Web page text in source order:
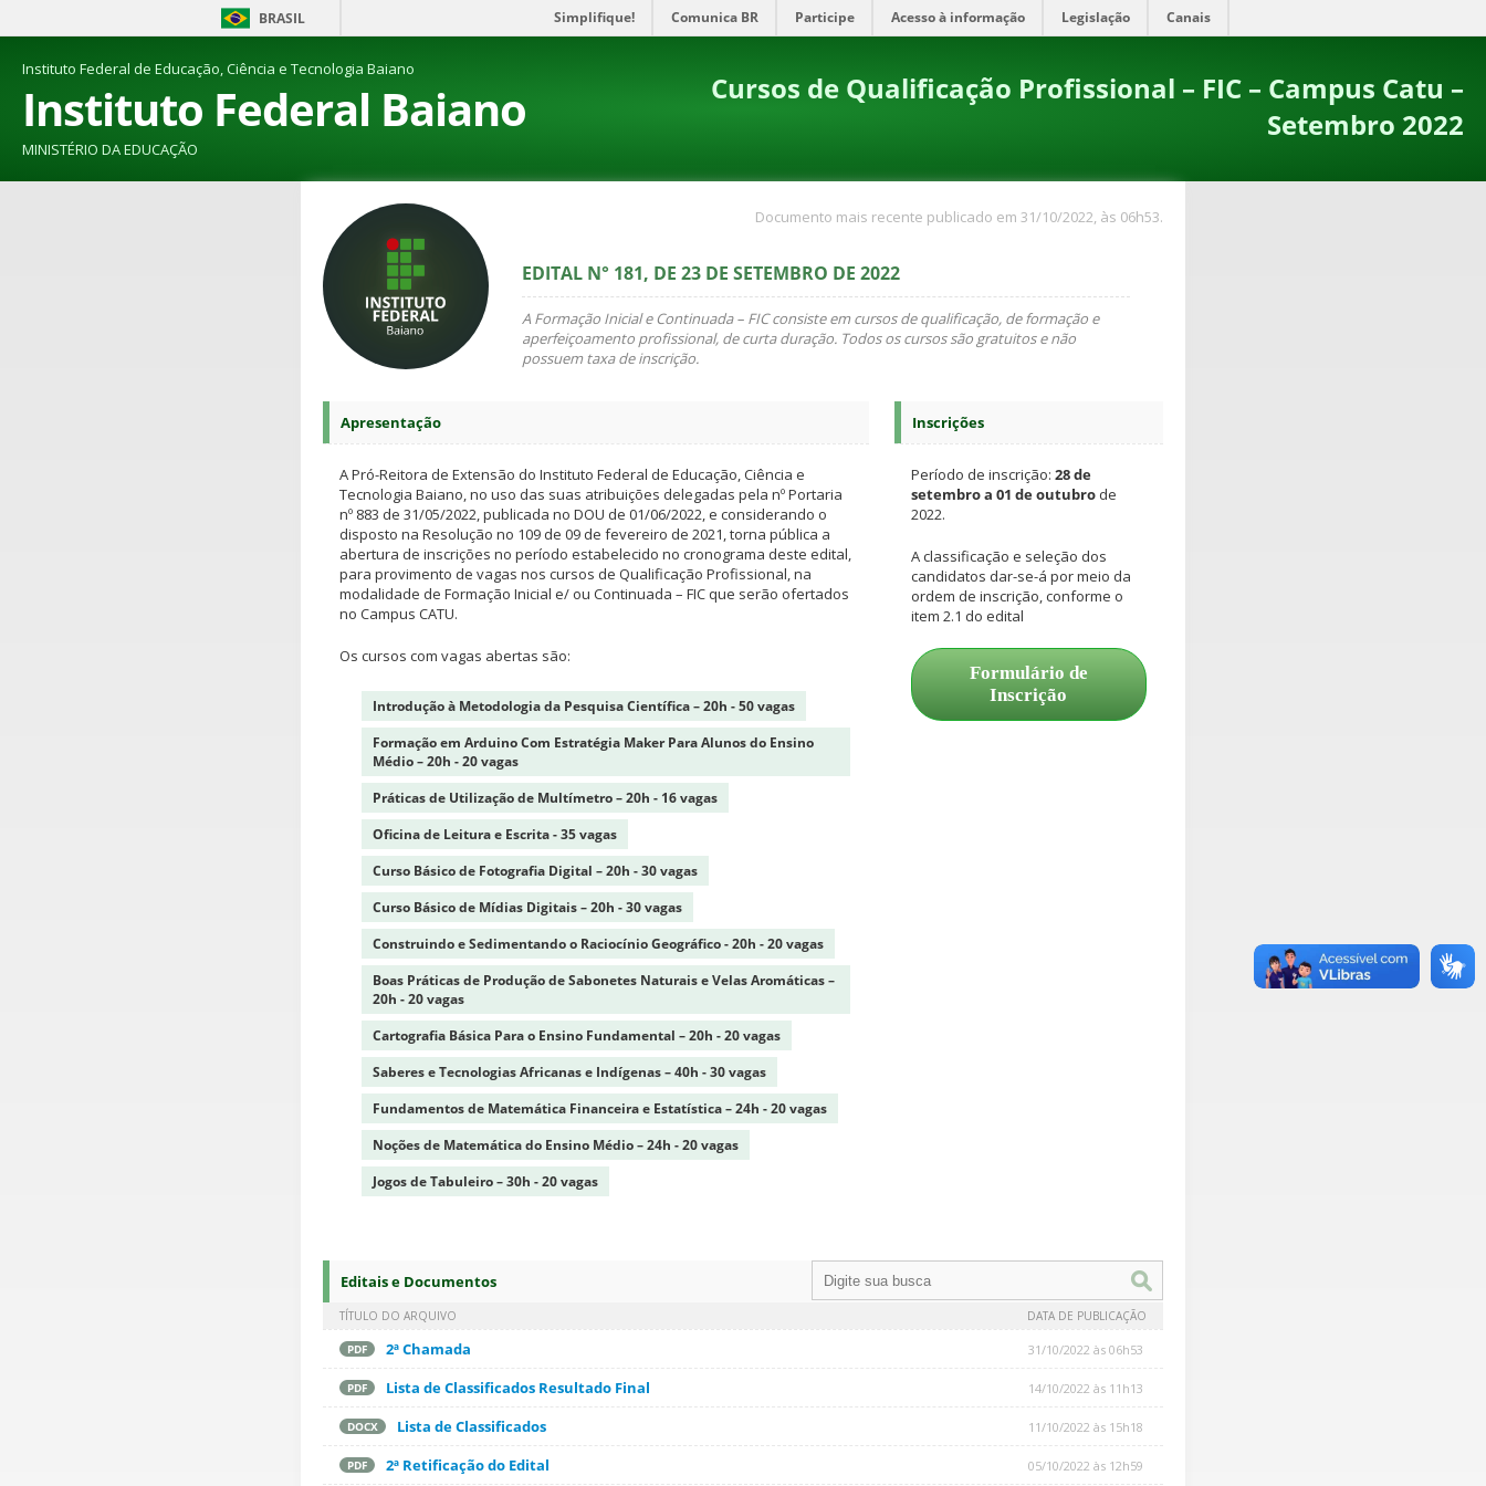
BRASIL Simplifique! Comunica BR Participe Acesso à informação Legislação Canais
Instituto Federal de Educação, Ciência e Tecnologia Baiano
Instituto Federal Baiano
MINISTÉRIO DA EDUCAÇÃO
Cursos de Qualificação Profissional – FIC – Campus Catu –
Setembro 2022
Documento mais recente publicado em 31/10/2022, às 06h53.
EDITAL N° 181, DE 23 DE SETEMBRO DE 2022
A Formação Inicial e Continuada – FIC consiste em cursos de qualificação, de formação e
aperfeiçoamento profissional, de curta duração. Todos os cursos são gratuitos e não
possuem taxa de inscrição.
Apresentação
A Pró-Reitora de Extensão do Instituto Federal de Educação, Ciência e
Tecnologia Baiano, no uso das suas atribuições delegadas pela nº Portaria
nº 883 de 31/05/2022, publicada no DOU de 01/06/2022, e considerando o
disposto na Resolução no 109 de 09 de fevereiro de 2021, torna pública a
abertura de inscrições no período estabelecido no cronograma deste edital,
para provimento de vagas nos cursos de Qualificação Profissional, na
modalidade de Formação Inicial e/ ou Continuada – FIC que serão ofertados
no Campus CATU.
Os cursos com vagas abertas são:
Introdução à Metodologia da Pesquisa Científica – 20h - 50 vagas
Formação em Arduino Com Estratégia Maker Para Alunos do Ensino
Médio – 20h - 20 vagas
Práticas de Utilização de Multímetro – 20h - 16 vagas
Oficina de Leitura e Escrita - 35 vagas
Curso Básico de Fotografia Digital – 20h - 30 vagas
Curso Básico de Mídias Digitais – 20h - 30 vagas
Construindo e Sedimentando o Raciocínio Geográfico - 20h - 20 vagas
Boas Práticas de Produção de Sabonetes Naturais e Velas Aromáticas –
20h - 20 vagas
Cartografia Básica Para o Ensino Fundamental – 20h - 20 vagas
Saberes e Tecnologias Africanas e Indígenas – 40h - 30 vagas
Fundamentos de Matemática Financeira e Estatística – 24h - 20 vagas
Noções de Matemática do Ensino Médio – 24h - 20 vagas
Jogos de Tabuleiro – 30h - 20 vagas
Inscrições
Período de inscrição: 28 de
setembro a 01 de outubrode
2022.
A classificação e seleção dos
candidatos dar-se-á por meio da
ordem de inscrição, conforme o
item 2.1 do edital
Formulário de
Inscrição
Editais e Documentos
TÍTULO DO ARQUIVO DATA DE PUBLICAÇÃO
PDF 2ª Chamada 31/10/2022 às 06h53
PDF Lista de Classificados Resultado Final 14/10/2022 às 11h13
DOCX Lista de Classificados 11/10/2022 às 15h18
PDF 2ª Retificação do Edital 05/10/2022 às 12h59